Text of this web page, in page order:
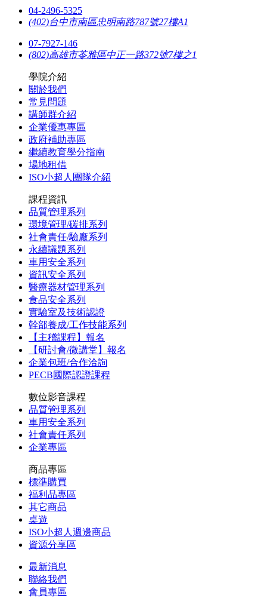
04-2496-5325
(402)台中市南區忠明南路787號27樓A1
07-7927-146
(802)高雄市苓雅區中正一路372號7樓之1
學院介紹
關於我們
常見問題
講師群介紹
企業優惠專區
政府補助專區
繼續教育學分指南
場地租借
ISO小超人團隊介紹
課程資訊
品質管理系列
環境管理/碳排系列
社會責任/驗廠系列
永續議題系列
車用安全系列
資訊安全系列
醫療器材管理系列
食品安全系列
實驗室及技術認證
幹部養成/工作技能系列
【主稽課程】報名
【研討會/微講堂】報名
企業包班/合作洽詢
PECB國際認證課程
數位影音課程
品質管理系列
車用安全系列
社會責任系列
企業專區
商品專區
標準購買
福利品專區
其它商品
桌遊
ISO小超人週邊商品
資源分享區
最新消息
聯絡我們
會員專區